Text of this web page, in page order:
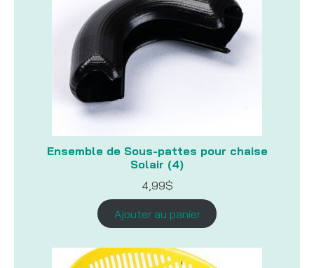
Ensemble de Sous-pattes pour chaise
Solair (4)
4,99$
Ajouter au panier